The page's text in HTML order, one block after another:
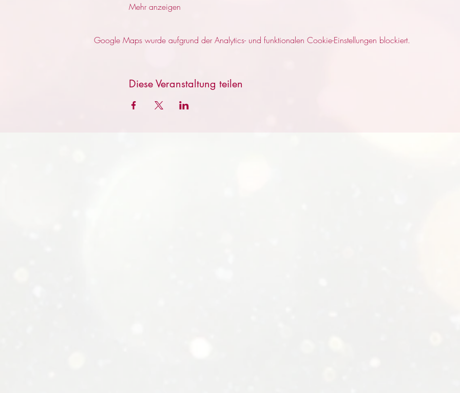
Mehr anzeigen
Google Maps wurde aufgrund der Analytics- und funktionalen Cookie-Einstellungen blockiert.
Diese Veranstaltung teilen